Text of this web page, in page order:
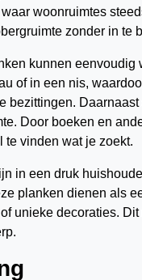
woonruimtes
zonder in te
kunnen
of in een nis,
bezittingen.
Door boeken en
te vinden wat je zoekt.
in een druk
planken dienen als
unieke decoraties.